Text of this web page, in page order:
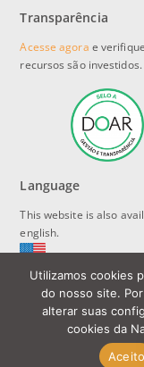
Transparência
Acesse agora e
recursos são investidos.
Language
This website is also
english.
Política de Privacidade
de Dados
Utilizamos cookies
do nosso site.
alterar suas
cookies da
Aceito